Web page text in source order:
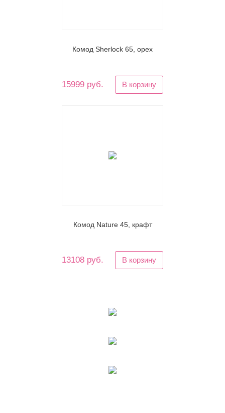
Комод Sherlock 65, орех
15999 руб. В корзину
Комод Nature 45, крафт
13108 руб. В корзину